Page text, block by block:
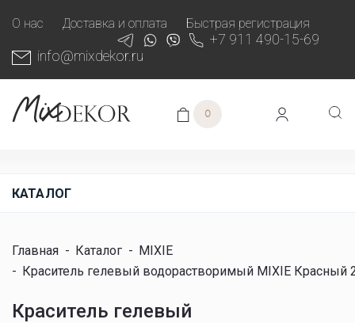
О нас Доставка и оплата Быстрая регистрация
+7 911 490-15-69
info@mixdekor.ru
0
КАТАЛОГ
Главная - Каталог - MIXIE
- Краситель гелевый водорастворимый MIXIE Красный
Краситель гелевый